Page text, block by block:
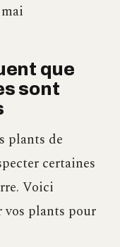
que
sont
plants de
certaines
Voici
vos plants pour